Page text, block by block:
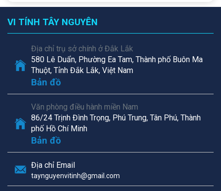
VI TÍNH TÂY NGUYÊN
Địa chỉ trụ sở chính ở Đắk Lắk
580 Lê Duẩn, Phường Ea Tam, Thành phố Buôn Ma
Thuột, Tỉnh Đắk Lắk, Việt Nam
Bản đồ
Văn phòng điều hành miền Nam
86/24 Trịnh Đình Trọng, Phú Trung, Tân Phú, Thành
phố Hồ Chí Minh
Bản đồ
Địa chỉ Email
taynguyenvitinh@gmail.com